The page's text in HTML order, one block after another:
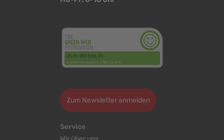
Zum Newsletter anmelden
Service